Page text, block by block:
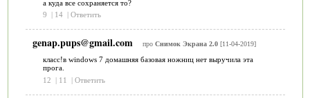
а куда все сохраняется то?
9
14 Ответить
genap.pups@gmail.com про Снимок Экрана 2.0[11-04-2019]
класс!в windows 7 домашняя базовая ножниц нет выручила эта
прога.
12
| 11 | Ответить